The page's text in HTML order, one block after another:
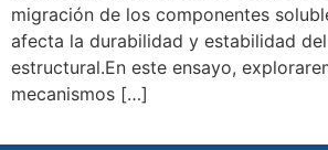
migración de los componentes
afecta la durabilidad y estabilidad
estructural.En este ensayo,
mecanismos […]